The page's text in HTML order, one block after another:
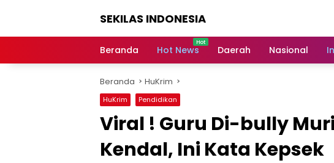
SEKILAS INDONESIA
Terkini,
Latest
World,
Headlines,
News
Beranda Hot News Daerah Nasional
Beranda HuKrim
HuKrim Pendidikan
Viral ! Guru Di-bully
Kendal, Ini Kata Kepsek